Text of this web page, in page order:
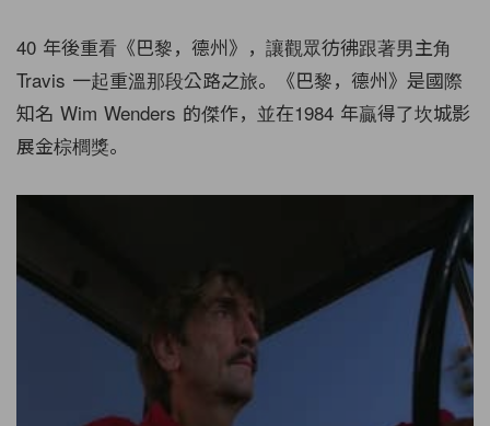
40 年後重看《巴黎，德州》，讓觀眾彷彿跟著男主角
Travis 一起重溫那段公路之旅。《巴黎，德州》是國際
知名 Wim Wenders 的傑作，並在1984 年贏得了坎城影
展金棕櫚獎。